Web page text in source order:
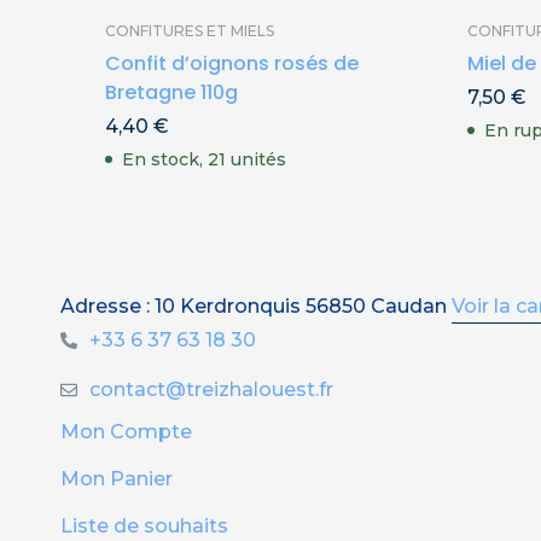
CONFITURES ET MIELS
Confit d’oignons rosés de
Bretagne 110g
4,40 €
En stock, 21 unités
Miel
7,50 €
En
Adresse : 10 Kerdronquis 56850 Caudan Voir la
+33 6 37 63 18 30
contact@treizhalouest.fr
Mon Compte
Mon Panier
Liste de souhaits